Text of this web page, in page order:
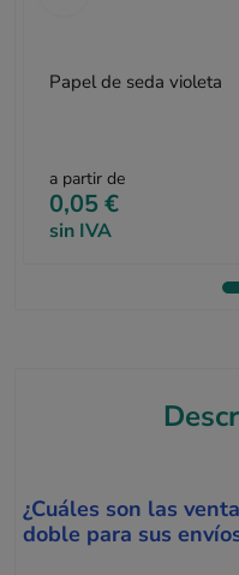
Papel de seda violeta
a partir de
0,05 €
sin IVA
¿Cuáles son las
doble para sus